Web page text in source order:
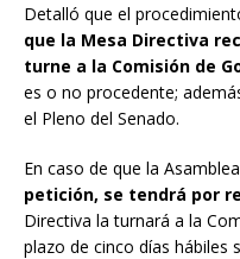
Detalló que el
que la Mesa Directiva
turne a la Comisión de
es o no procedente;
el Pleno del Senado.
En caso de que la Asamblea
petición, se tendrá por
Directiva la turnará a la
plazo de cinco días hábiles